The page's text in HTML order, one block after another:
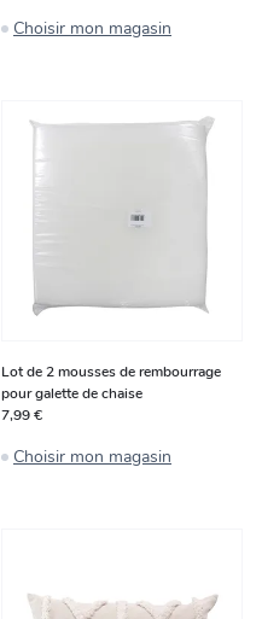
Choisir mon magasin
Lot de 2 mousses de rembourrage
pour galette de chaise
7,99 €
Choisir mon magasin